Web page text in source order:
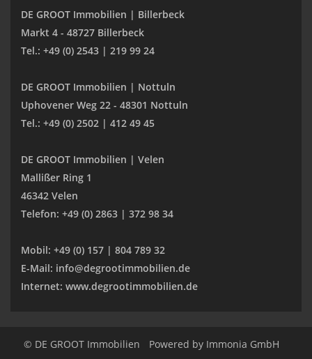
DE GROOT Immobilien | Billerbeck
Markt 4 - 48727 Billerbeck
Tel.: +49 (0) 2543 | 219 99 24
DE GROOT Immobilien | Nottuln
Uphovener Weg 22 - 48301 Nottuln
Tel.: +49 (0) 2502 | 412 49 45
DE GROOT Immobilien | Velen
Mallißer Ring 1
46342 Velen
Telefon: +49 (0) 2863 | 372 98 34
Mobil: +49 (0) 157 | 804 789 32
E-Mail: info@degrootimmobilien.de
Internet: www.degrootimmobilien.de
© DE GROOT Immobilien Powered by Immonia GmbH